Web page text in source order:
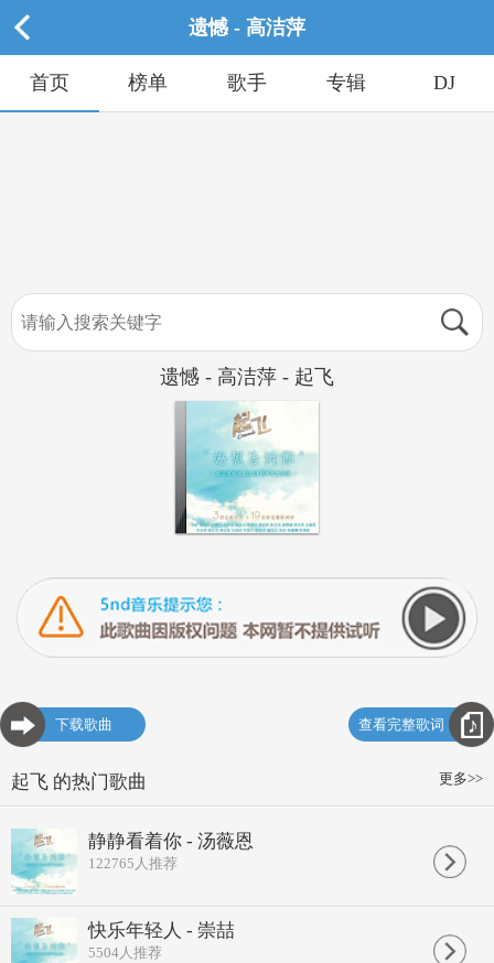
遗憾 - 高洁萍
首页 榜单 歌手 专辑 DJ
遗憾 - 高洁萍 - 起飞
下载歌曲 查看完整歌词
更多>>
起飞 的热门歌曲
静静看着你 - 汤薇恩
122765 人推荐
快乐年轻人 - 崇喆
5504人推荐